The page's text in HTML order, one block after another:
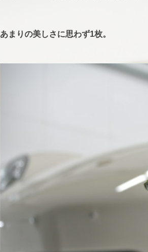
あまりの美しさに思わず1枚。